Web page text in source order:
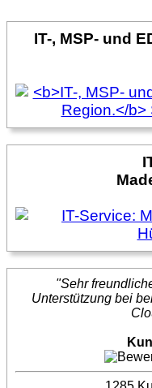
IT-, MSP- und
"Sehr
Unterstützung bei